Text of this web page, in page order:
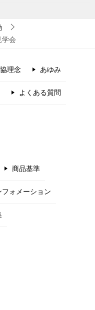
学会
理念 あゆみ
よくある質問
商品基準
ォメーション